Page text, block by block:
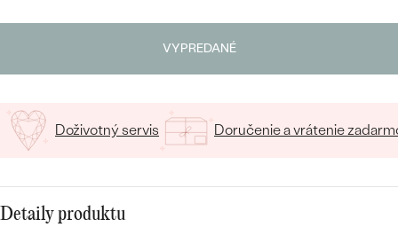
svadobné
obrúčky
ZLATO
PLATINA
STRIEBRO
S LAB GROWN DIAMANTMI
S PERLAMI
PERSONALIZOVANÉ
LUXUSNÉ
VYPREDANÉ
Doživotný servis Doručenie a vrátenie
Detaily produktu